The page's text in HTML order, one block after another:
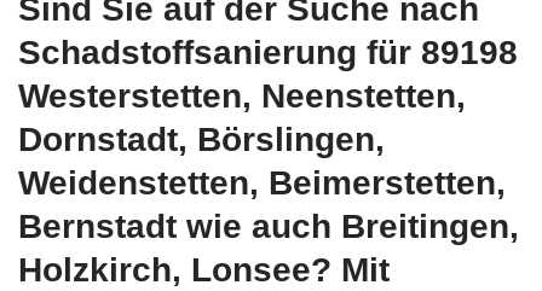
Sind Sie auf der Suche nach
Schadstoffsanierung für 89198
Westerstetten, Neenstetten,
Dornstadt, Börslingen,
Weidenstetten, Beimerstetten,
Bernstadt wie auch Breitingen,
Holzkirch, Lonsee? Mit